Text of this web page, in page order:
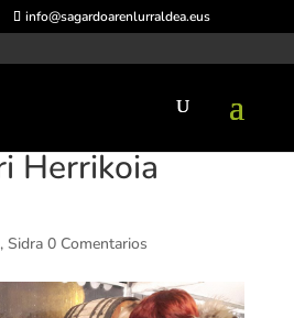
info@sagardoarenlurraldea.eus
Herrikoia
, Sidra 0 Comentarios